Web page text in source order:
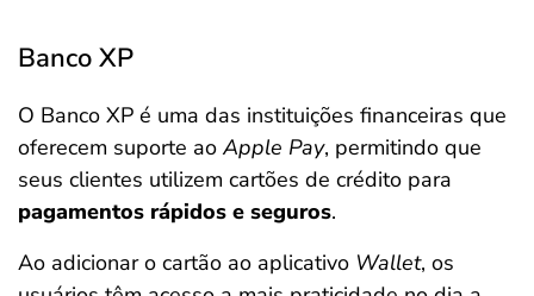
Banco XP
O Banco XP é uma das instituições financeiras que
oferecem suporte aoApple Pay, permitindo que
seus clientes utilizem cartões de crédito para
pagamentos rápidos e seguros.
Ao adicionar o cartão ao aplicativo Wallet, os